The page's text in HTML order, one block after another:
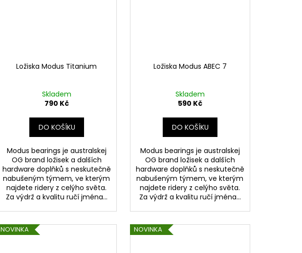
Ložiska Modus Titanium
Skladem
790 Kč
DO KOŠÍKU
Modus bearings je australskej
OG brand ložisek a dalších
hardware doplňků s neskutečně
nabušeným týmem, ve kterým
najdete ridery z celýho světa.
Za výdrž a kvalitu ručí jména...
Ložiska Modus ABEC 7
Skladem
590 Kč
DO KOŠÍKU
Modus bearings je australskej
OG brand ložisek a dalších
hardware doplňků s neskutečně
nabušeným týmem, ve kterým
najdete ridery z celýho světa.
Za výdrž a kvalitu ručí jména...
NOVINKA NOVINKA